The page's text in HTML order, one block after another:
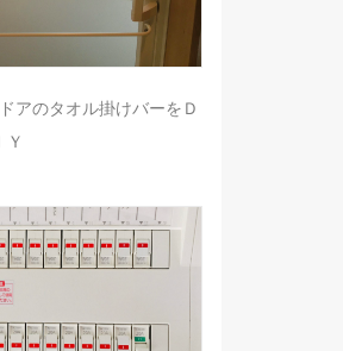
アのタオル掛けバーをＤ
Ｙ